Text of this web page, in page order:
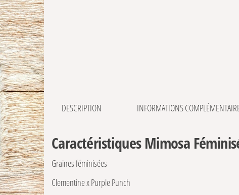
DESCRIPTION INFORMATIONS
Caractéristiques Mimosa
Graines féminisées
Clementine x Purple Punch